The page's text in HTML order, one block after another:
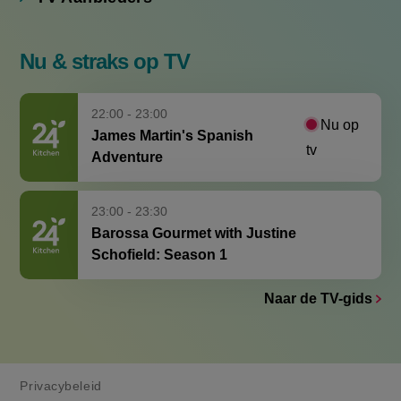
James Martin's Spanish
Adventure
Nu op
tv
23:00 - 23:30
Barossa Gourmet with Justine
Schofield: Season 1
VK en EU privacyrechten